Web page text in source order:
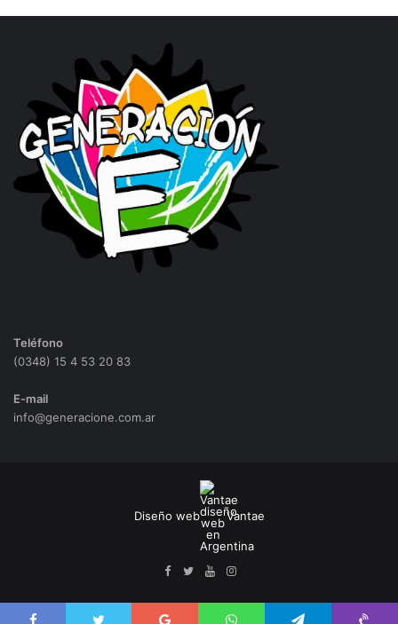
Teléfono
(0348) 15 4 53 20 83
E-mail
info@generacione.com.ar
Diseño web Vantae